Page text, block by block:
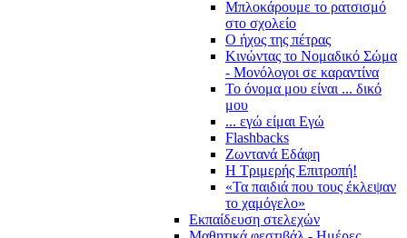
Μπλοκάρουμε το ρατσισμό
στο σχολείο
Ο ήχος της πέτρας
Κινώντας το Νομαδικό Σώμα
- Μονόλογοι σε καραντίνα
Το όνομα μου είναι ... δικό
μου
... εγώ είμαι Εγώ
Flashbacks
Ζωντανά Εδάφη
Η Τριμερής Επιτροπή!
«Τα παιδιά που τους έκλεψαν
το χαμόγελο»
Εκπαίδευση στελεχών